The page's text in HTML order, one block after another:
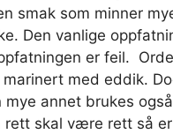
smak som minner
Den vanlige
er feil.
med eddik.
mye annet brukes
rett skal være rett så